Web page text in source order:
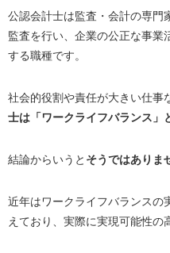
公認会計士は監査・会計の専門
監査を行い、企業の公正な事業
する職種です。
社会的役割や責任が大きい仕事
士は「ワークライフバランス」
結論からいうと そうではありま
近年はワークライフバランスの
えており、実際に実現可能性の